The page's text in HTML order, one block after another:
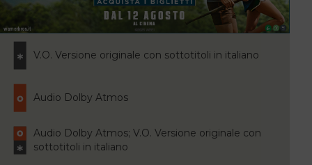
V.O. Versione originale con sottotitoli in italiano
Audio Dolby Atmos
Audio Dolby Atmos; V.O. Versione originale con
sottotitoli in italiano